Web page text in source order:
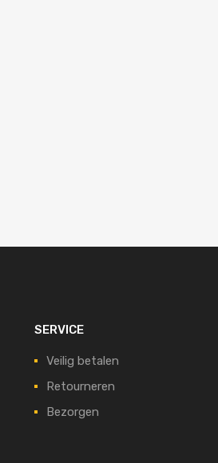
SERVICE
Veilig betalen
Retourneren
Bezorgen